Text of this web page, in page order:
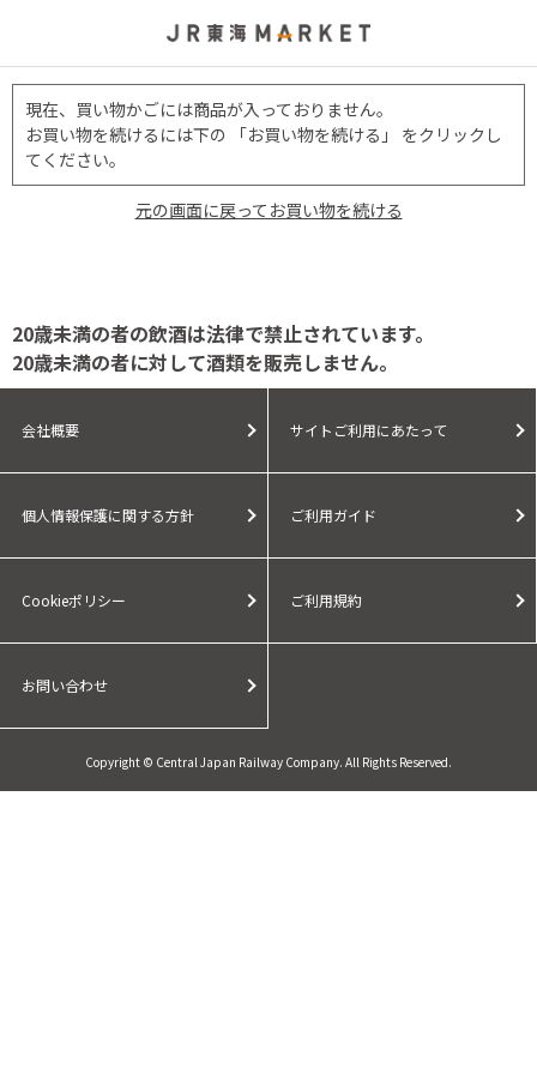
現在、買い物かごには商品が入っておりません。
お買い物を続けるには下の 「お買い物を続ける」 をクリックし
てください。
元の画面に戻ってお買い物を続ける
20歳未満の者の飲酒は法律で禁止されています。
20歳未満の者に対して酒類を販売しません。
会社概要 サイトご利用にあたって
個人情報保護に関する方針 ご利用ガイド
Cookieポリシー ご利用規約
お問い合わせ
Copyright © Central Japan Railway Company. All Rights Reserved.